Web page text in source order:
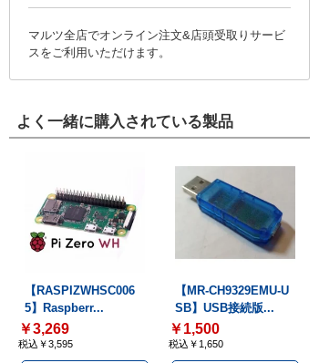
マルツ全店でオンライン注文&店頭受取りサービ
スをご利用いただけます。
よく一緒に購入されている製品
【RASPIZWHSC006
5】Raspberr...
￥3,269
税込￥3,595
【MR-CH9329EMU-U
SB】USB接続版...
￥1,500
税込￥1,650